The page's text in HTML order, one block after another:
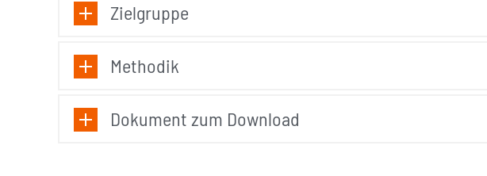
Zielgruppe
Methodik
Dokument zum Download